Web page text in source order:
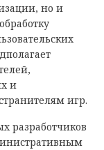
но и
и
игр.
разработчиков